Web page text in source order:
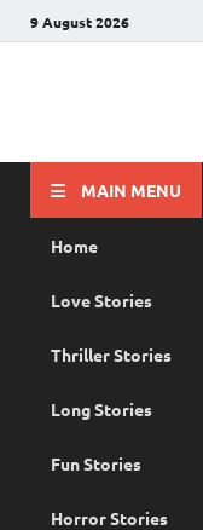
9 August 2026
MAIN MENU
Home
Love Stories
Thriller Stories
Long Stories
Fun Stories
Horror Stories